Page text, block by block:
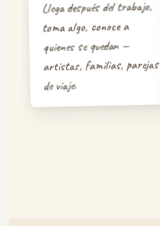
Llega después del trabajo,
toma algo, conoce a
quienes se quedan —
artistas, familias, parejas
de viaje.